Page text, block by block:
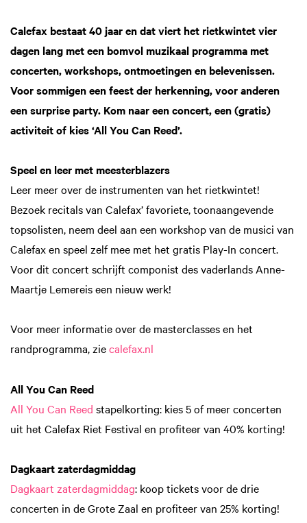
Calefax bestaat 40 jaar en dat viert het rietkwintet vier
dagen lang met een bomvol muzikaal programma met
concerten, workshops, ontmoetingen en belevenissen.
Voor sommigen een feest der herkenning, voor anderen
een surprise party. Kom naar een concert, een (gratis)
activiteit of kies ‘All You Can Reed’.
Speel en leer met meesterblazers
Leer meer over de instrumenten van het rietkwintet!
Bezoek recitals van Calefax’ favoriete, toonaangevende
topsolisten, neem deel aan een workshop van de musici van
Calefax en speel zelf mee met het gratis Play-In concert.
Voor dit concert schrijft componist des vaderlands Anne-
Maartje Lemereis een nieuw werk!
Voor meer informatie over de masterclasses en het
randprogramma, ziecalefax.nl
All You Can Reed
All You Can Reed stapelkorting: kies 5 of meer concerten
uit het Calefax Riet Festival en profiteer van 40% korting!
Dagkaart zaterdagmiddag
Dagkaart zaterdagmiddag: koop tickets voor de drie
concerten in de Grote Zaal en profiteer van 25% korting!